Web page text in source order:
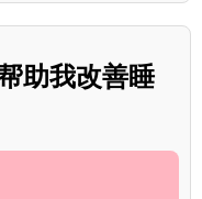
助我改善睡